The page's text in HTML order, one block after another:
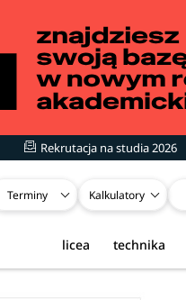
Rekrutacja na studia 2026
Terminy Kalkulatory
technika
licea